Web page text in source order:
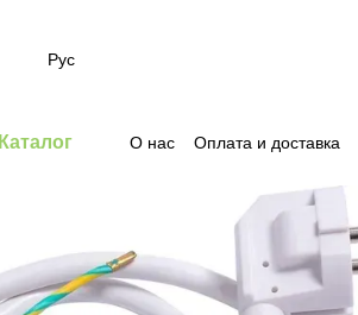
Рус
Каталог О нас Оплата и доставка